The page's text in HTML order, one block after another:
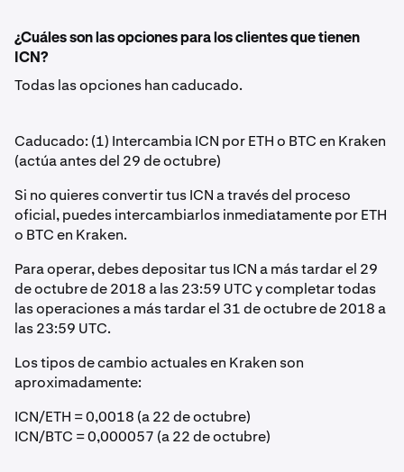
¿Cuáles son las opciones para los clientes que tienen
ICN?
Todas las opciones han caducado.
Caducado: (1) Intercambia ICN por ETH o BTC en Kraken
(actúa antes del 29 de octubre)
Si no quieres convertir tus ICN a través del proceso
oficial, puedes intercambiarlos inmediatamente por ETH
o BTC en Kraken.
Para operar, debes depositar tus ICN a más tardar el 29
de octubre de 2018 a las 23:59 UTC y completar todas
las operaciones a más tardar el 31 de octubre de 2018 a
las 23:59 UTC.
Los tipos de cambio actuales en Kraken son
aproximadamente:
ICN/ETH = 0,0018 (a 22 de octubre)
ICN/BTC = 0,000057 (a 22 de octubre)